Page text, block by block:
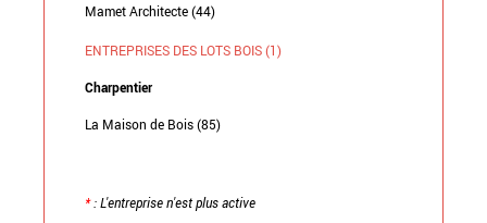
Mamet Architecte (44)
ENTREPRISES DES LOTS BOIS (1)
Charpentier
La Maison de Bois (85)
*: L'entreprise n'est plus active